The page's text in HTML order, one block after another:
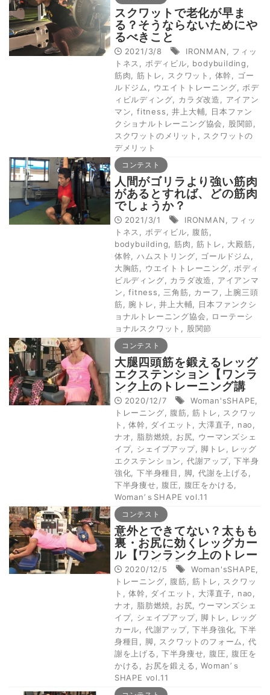
スクワットで老化が早ま
る？そうならないためにや
るべきこと
2021/3/8 IRONMAN
フィッ
トネス
ボディビル bodybuilding
筋肉
筋トレ スクワット 体幹
ゴー
ルドジム
ウエイトトレーニング
ボデ
ィビルディング
カラダ改造
アイアン
マン
fitness ,井上大輔
日本ファン
クショナルトレーニング協会
股関節
スクワットのメリット
スクワットの
デメリット
コンテスト
人間がゴリラより強い筋肉
があるとすれば、どの筋肉
でしょうか？
2021/3/1 IRONMAN
フィッ
トネス
ボディビル 腹筋
bodybuilding
筋肉 ,筋トレ 大殿筋
体幹
ハムストリング ゴールドジム
大胸筋
ウエイトトレーニング
ボディ
ビルディング
カラダ改造
アイアンマ
ン ,fitness 三角筋 カーフ
上腕三頭
筋
腕トレ ,井上大輔
日本ファンクシ
ョナルトレーニング協会
ローテーシ
ョナルスクワット
股関節
コンテスト
大腿四頭筋を鍛えるレッグ
エクステンション【ワンラ
ンク上のトレーニング講
座】2020/12/7 Woman'sSHAPE
トレーニング
腹筋 ,筋トレ
スクワッ
ト
,体幹 ダイエット 大澤直子 nao
ナオ
脂肪燃焼 お尻
ウーマンズシェ
イプ, シェイプアップ, 脚トレ
レッグ
エクステンション
代謝アップ,下半身
強化
下半身種目 脚 代謝を上げる
下半身痩せ
腹圧 腹圧をかける
Woman’ｓSHAPE vol.11
コンテスト
意外とできてない？太もも
裏・お尻に効くレッグカー
ル【ワンランク上のトレー
ニング講座】
2020/12/5 Woman'sSHAPE
トレーニング
腹筋 ,筋トレ
スクワッ
ト
,体幹 ダイエット 大澤直子 nao
ナオ
脂肪燃焼 お尻
ウーマンズシェ
イプ, シェイプアップ, 脚トレ
レッグ
カール
代謝アップ,下半身強化
下半
身種目
脚 スクワットのフォーム
代
謝を上げる
,下半身痩せ 腹圧
腹圧を
かける
お尻を鍛える ,Woman’ｓ
SHAPE vol.11